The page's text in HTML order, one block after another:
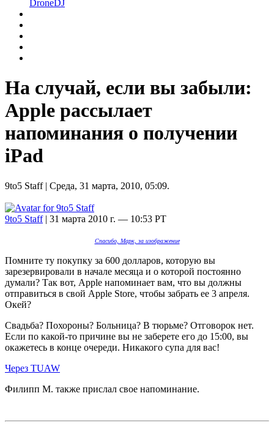
DroneDJ
На случай, если вы забыли:
Apple рассылает
напоминания о получении
iPad
9to5 Staff| Среда, 31 марта, 2010, 05:09.
9to5 Staff| 31 марта 2010 г. — 10:53 PT
Спасибо, Марк, за изображение
Помните ту покупку за 600 долларов, которую вы
зарезервировали в начале месяца и о которой постоянно
думали? Так вот, Apple напоминает вам, что вы должны
отправиться в свой Apple Store, чтобы забрать ее 3 апреля.
Окей?
Свадьба? Похороны? Больница? В тюрьме? Отговорок нет.
Если по какой-то причине вы не заберете его до 15:00, вы
окажетесь в конце очереди. Никакого супа для вас!
Через TUAW
Филипп М. также прислал свое напоминание.